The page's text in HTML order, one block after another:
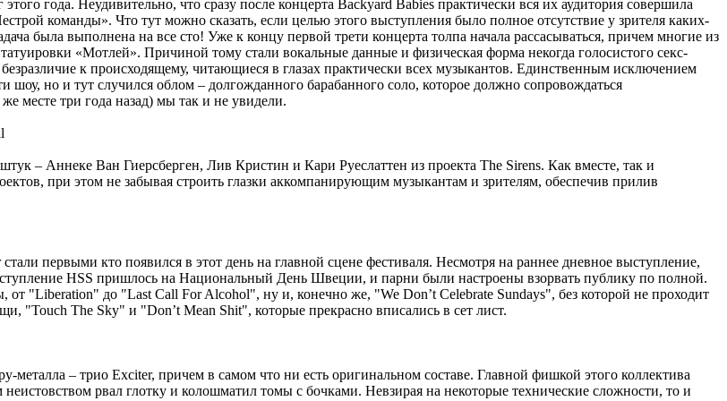
года. Неудивительно, что сразу после концерта Backyard Babies практически вся их аудитория совершила
команды». Что тут можно сказать, если целью этого выступления было полное отсутствие у зрителя каких-
была выполнена на все сто! Уже к концу первой трети концерта толпа начала рассасываться, причем многие из
«Мотлей». Причиной тому стали вокальные данные и физическая форма некогда голосистого секс-
к происходящему, читающиеся в глазах практически всех музыкантов. Единственным исключением
но и тут случился облом – долгожданного барабанного соло, которое должно сопровождаться
месте три года назад) мы так и не увидели.
– Аннеке Ван Гиерсберген, Лив Кристин и Кари Руеслаттен из проекта The Sirens. Как вместе, так и
при этом не забывая строить глазки аккомпанирующим музыкантам и зрителям, обеспечив прилив
первыми кто появился в этот день на главной сцене фестиваля. Несмотря на раннее дневное выступление,
HSS пришлось на Национальный День Швеции, и парни были настроены взорвать публику по полной.
"Liberation" до "Last Сall For Alcohol", ну и, конечно же, "We Don’t Celebrate Sundays", без которой не проходит
"Touch The Sky" и "Don’t Mean Shit", которые прекрасно вписались в сет лист.
металла – трио Exciter, причем в самом что ни есть оригинальном составе. Главной фишкой этого коллектива
рвал глотку и колошматил томы с бочками. Невзирая на некоторые технические сложности, то и